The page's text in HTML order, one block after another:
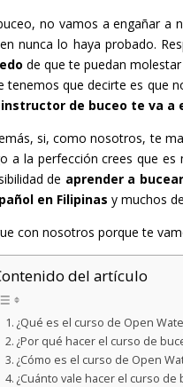
no vamos a engañar a
nunca lo haya probado.
de que te puedan
tenemos que decirte es que
de buceo te va a
si, como nosotros, te
a la perfección crees que
de aprender a
en Filipinas y muchos
con nosotros porque te
del artículo
¿Qué es el curso de Open
¿Por qué hacer el curso de
¿Cómo es el curso de Open
¿Cuánto vale hacer el curso